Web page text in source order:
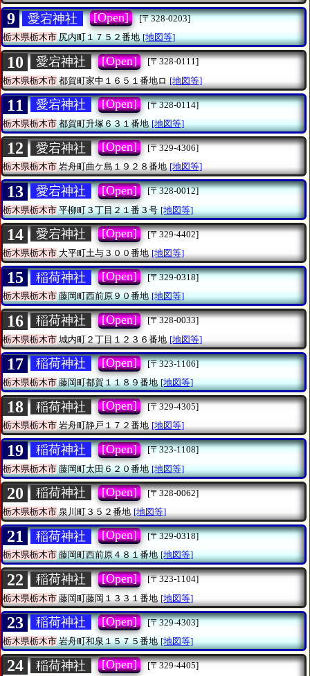
9 愛宕神社 [Open]
[〒328-0203]
栃木県栃木市尻内町１７５２番地 [地図等]
10 愛宕神社 [Open]
[〒328-0111]
栃木県栃木市 都賀町家中１６５１番地ロ [地図等]
11 愛宕神社 [Open]
[〒328-0114]
栃木県栃木市都賀町升塚６３１番地 [地図等]
12 愛宕神社 [Open]
[〒329-4306]
栃木県栃木市岩舟町曲ケ島１９２８番地 [地図等]
13 愛宕神社 [Open]
[〒328-0012]
栃木県栃木市平柳町３丁目２１番３号 [地図等]
14 愛宕神社 [Open]
[〒329-4402]
栃木県栃木市 大平町土与３００番地 [地図等]
15 稲荷神社 [Open]
[〒329-0318]
栃木県栃木市藤岡町西前原９０番地 [地図等]
16 稲荷神社 [Open]
[〒328-0033]
栃木県栃木市 城内町２丁目１２３６番地 [地図等]
17 稲荷神社 [Open]
[〒323-1106]
栃木県栃木市藤岡町都賀１１８９番地 [地図等]
18 稲荷神社 [Open]
[〒329-4305]
栃木県栃木市岩舟町静戸１７２番地 [地図等]
19 稲荷神社 [Open]
[〒323-1108]
栃木県栃木市藤岡町太田６２０番地 [地図等]
20 稲荷神社 [Open]
[〒328-0062]
栃木県栃木市 泉川町３５２番地 [地図等]
21 稲荷神社 [Open]
[〒329-0318]
栃木県栃木市藤岡町西前原４８１番地 [地図等]
22 稲荷神社 [Open]
[〒323-1104]
栃木県栃木市 藤岡町藤岡１３３１番地 [地図等]
23 稲荷神社 [Open]
[〒329-4303]
栃木県栃木市岩舟町和泉１５７５番地 [地図等]
24 稲荷神社 [Open]
[〒329-4405]